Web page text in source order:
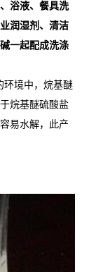
浴液、餐具洗
润湿剂、清洁
一起配成洗涤
环境中，烷基醚
烷基醚硫酸盐
易水解，此产